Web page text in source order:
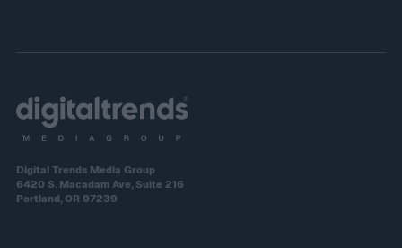
Digital Trends Media Group
6420 S. Macadam Ave, Suite 216
Portland, OR 97239